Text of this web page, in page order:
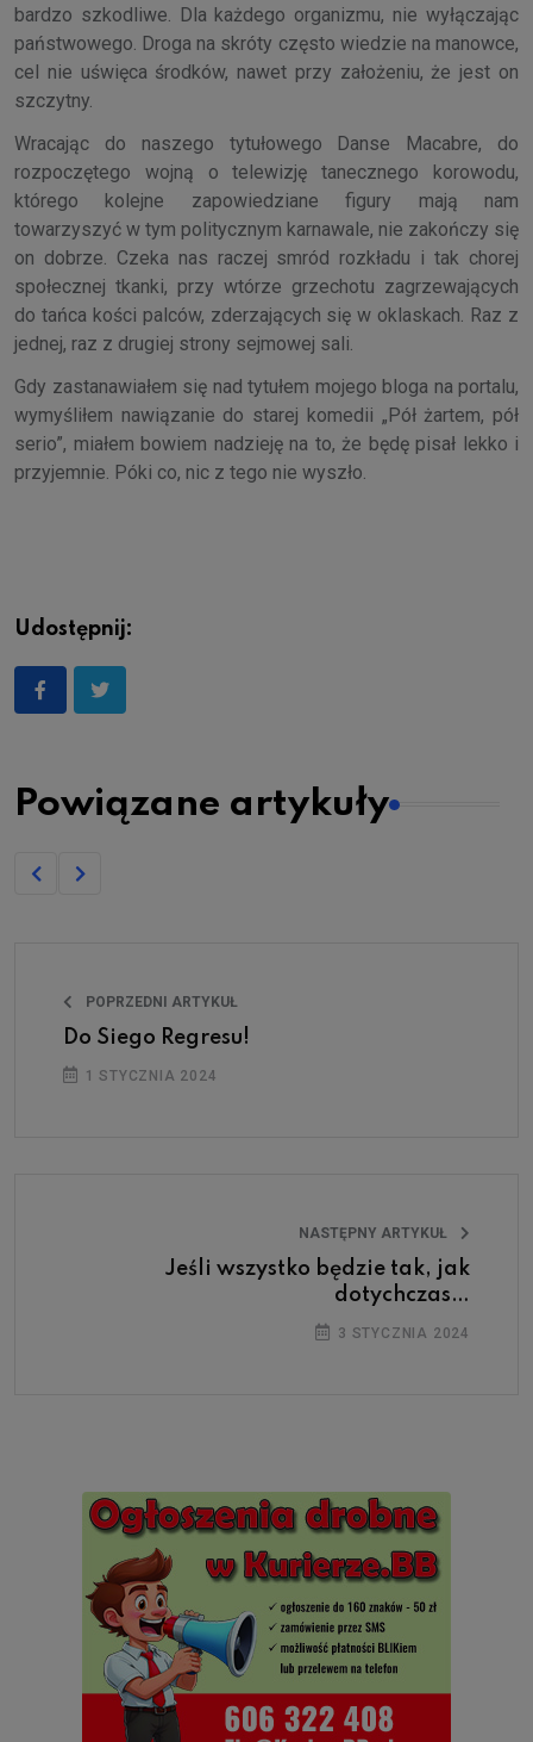
bardzo szkodliwe. Dla każdego organizmu, nie wyłączając
państwowego. Droga na skróty często wiedzie na manowce,
cel nie uświęca środków, nawet przy założeniu, że jest on
szczytny.
Wracając do naszego tytułowego Danse Macabre, do
rozpoczętego wojną o telewizję tanecznego korowodu,
którego kolejne zapowiedziane figury mają nam
towarzyszyć w tym politycznym karnawale, nie zakończy się
on dobrze. Czeka nas raczej smród rozkładu i tak chorej
społecznej tkanki, przy wtórze grzechotu zagrzewających
do tańca kości palców, zderzających się w oklaskach. Raz z
jednej, raz z drugiej strony sejmowej sali.
Gdy zastanawiałem się nad tytułem mojego bloga na portalu,
wymyśliłem nawiązanie do starej komedii „Pół żartem, pół
serio”, miałem bowiem nadzieję na to, że będę pisał lekko i
przyjemnie. Póki co, nic z tego nie wyszło.
Udostępnij:
Powiązane artykuły
POPRZEDNI ARTYKUŁ
Do Siego Regresu!
1 STYCZNIA 2024
NASTĘPNY ARTYKUŁ
Jeśli wszystko będzie tak, jak
dotychczas…
3 STYCZNIA 2024